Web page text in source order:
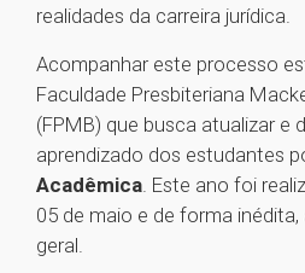
realidades da carreira jurídica.
Acompanhar este processo
Faculdade Presbiteriana
(FPMB) que busca atualizar e
aprendizado dos estudantes
Acadêmica. Este ano foi
05 de maio e de forma
geral.